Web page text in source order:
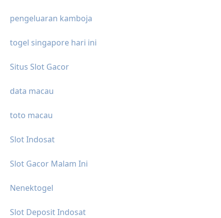
pengeluaran kamboja
togel singapore hari ini
Situs Slot Gacor
data macau
toto macau
Slot Indosat
Slot Gacor Malam Ini
Nenektogel
Slot Deposit Indosat